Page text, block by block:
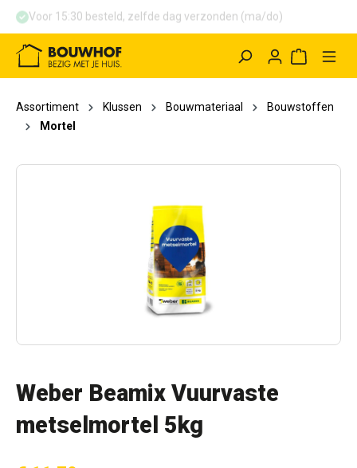
Voor 15:30 besteld, zelfde dag verzonden (ma/do)
Assortiment Klussen Bouwmateriaal
Bouwstoffen
Mortel
Weber Beamix Vuurvaste
metselmortel 5kg